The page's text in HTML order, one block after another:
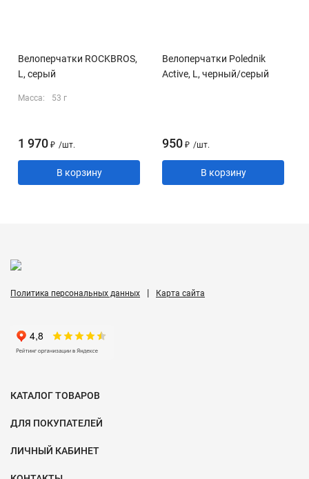
Велоперчатки ROCKBROS,
L, серый
Масса: 53 г
1 970 ₽ /шт.
В корзину
Велоперчатки Polednik
Active, L, черный/серый
950 ₽ /шт.
В корзину
Политика персональных данных | Карта сайта
КАТАЛОГ ТОВАРОВ
ДЛЯ ПОКУПАТЕЛЕЙ
ЛИЧНЫЙ КАБИНЕТ